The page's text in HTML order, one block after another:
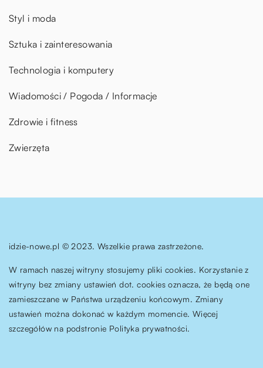
Styl i moda
Sztuka i zainteresowania
Technologia i komputery
Wiadomości / Pogoda / Informacje
Zdrowie i fitness
Zwierzęta
idzie-nowe.pl © 2023. Wszelkie prawa zastrzeżone.
W ramach naszej witryny stosujemy pliki cookies. Korzystanie z
witryny bez zmiany ustawień dot. cookies oznacza, że będą one
zamieszczane w Państwa urządzeniu końcowym. Zmiany
ustawień można dokonać w każdym momencie. Więcej
szczegółów na podstronie Polityka prywatności.